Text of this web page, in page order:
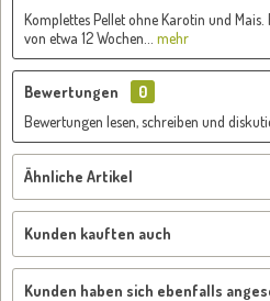
Komplettes Pellet ohne Karotin und
von etwa 12 Wochen...
mehr
Bewertungen
0
Bewertungen lesen, schreiben und
Ähnliche Artikel
Kunden kauften auch
Kunden haben sich ebenfalls